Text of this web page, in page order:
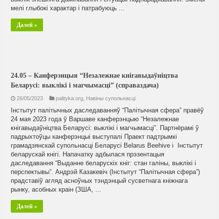
мелі глыбокі характар і патрабуюць ...
Далей »
24.05 – Канферэнцыя “Незалежнае кнігавыдаўніцтва
Беларусі: выклікі і магчымасці” (справаздача)
26/05/2023 palityka.org Навiны супольнасцi
Інстытут палітычных даследаванняў “Палітычная сфера” правёў
24 мая 2023 года ў Варшаве канферэнцыю “Незалежнае
кнігавыдаўніцтва Беларусі: выклікі і магчымасці”. Партнёрамі ў
падрыхтоўцы канферэнцыі выступалі Праект падтрымкі
грамадзянскай супольнасці Беларусі Belarus Beehive і Інстытут
беларускай кнігі. Напачатку адбылася прэзентацыя
даследавання “Выданне беларускіх кніг: стан галіны, выклікі і
перспектывы”. Андрэй Казакевіч (Інстытут “Палітычная сфера”)
прадставіў агляд асноўных тэндэнцый сусветнага кніжнага
рынку, асобных краін (ЗША, ...
Далей »